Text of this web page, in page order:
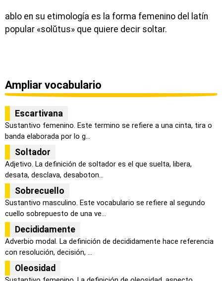
ablo en su etimología es la forma femenino del latín
popular «solŭtus» que quiere decir soltar.
Ampliar vocabulario
Escartivana
Sustantivo femenino. Este termino se refiere a una cinta, tira o
banda elaborada por lo g...
Soltador
Adjetivo. La definición de soltador es el que suelta, libera,
desata, desclava, desaboton...
Sobrecuello
Sustantivo masculino. Este vocabulario se refiere al segundo
cuello sobrepuesto de una ve...
Decididamente
Adverbio modal. La definición de decididamente hace referencia
con resolución, decisión, ...
Oleosidad